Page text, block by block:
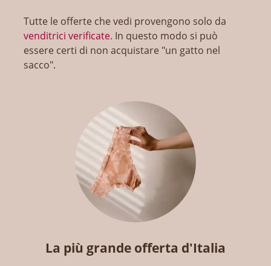
Tutte le offerte che vedi provengono solo da
venditrici verificate. In questo modo si può
essere certi di non acquistare "un gatto nel
sacco".
La più grande offerta d'Italia